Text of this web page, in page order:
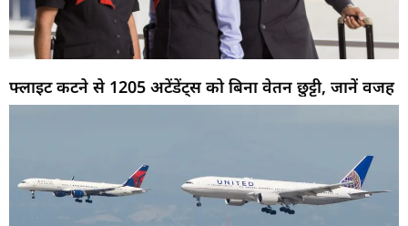
फ्लाइट कटने से 1205 अटेंडेंट्स को बिना वेतन छुट्टी, जानें वजह